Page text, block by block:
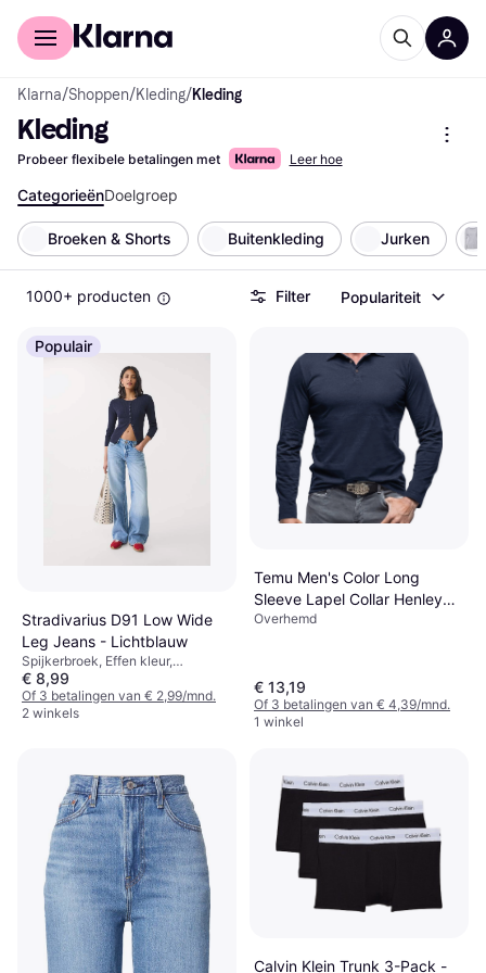
Voor shoppers
Klarna/Shoppen/Kleding/Kleding
Kleding
Probeer flexibele betalingen met Leer hoe
CategorieënDoelgroep
Broeken & Shorts Buitenkleding Jurken
1000+ producten Filter Populariteit
Populair
Stradivarius D91 Low Wide
Leg Jeans - Lichtblauw
Spijkerbroek, Effen kleur,
Materiaal: Denim, Katoen
€ 8,99
Of 3 betalingen van € 2,99/mnd.
2 winkels
Temu Men's Color Long
Sleeve Lapel Collar Henley
Shirt
Overhemd
€ 13,19
Of 3 betalingen van € 4,39/mnd.
1 winkel
Calvin Klein Trunk 3-Pack -